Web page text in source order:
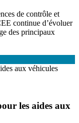
de contrôle et
continue d’évoluer
des principaux
les aides aux